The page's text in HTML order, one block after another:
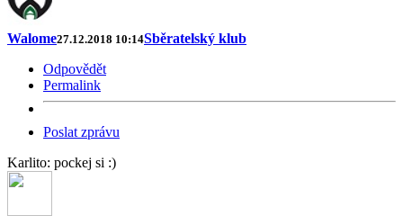
Walome27.12.2018 10:14Sběratelský klub
Odpovědět
Permalink
Poslat zprávu
Karlito: pockej si :)